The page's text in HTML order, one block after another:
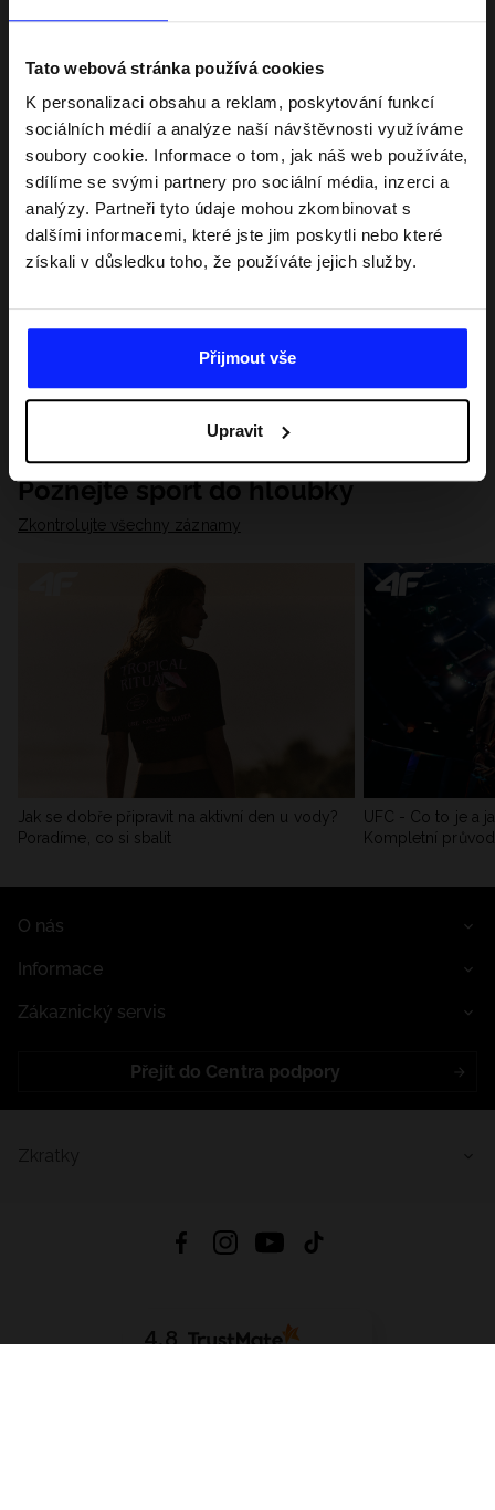
Tato webová stránka používá cookies
K personalizaci obsahu a reklam, poskytování funkcí
sociálních médií a analýze naší návštěvnosti využíváme
soubory cookie. Informace o tom, jak náš web používáte,
sdílíme se svými partnery pro sociální média, inzerci a
analýzy. Partneři tyto údaje mohou zkombinovat s
dalšími informacemi, které jste jim poskytli nebo které
získali v důsledku toho, že používáte jejich služby.
Přijmout vše
Upravit
Poznejte sport do hloubky
Zkontrolujte všechny záznamy
Jak se dobře připravit na aktivní den u vody?
Poradíme, co si sbalit
UFC - Co to je a
Kompletní
O nás
Informace
Zákaznický servis
Přejít do Centra podpory
4.8